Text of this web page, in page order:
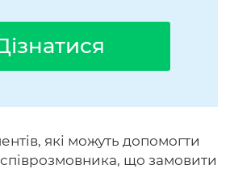
які можуть допомогти
що замовити